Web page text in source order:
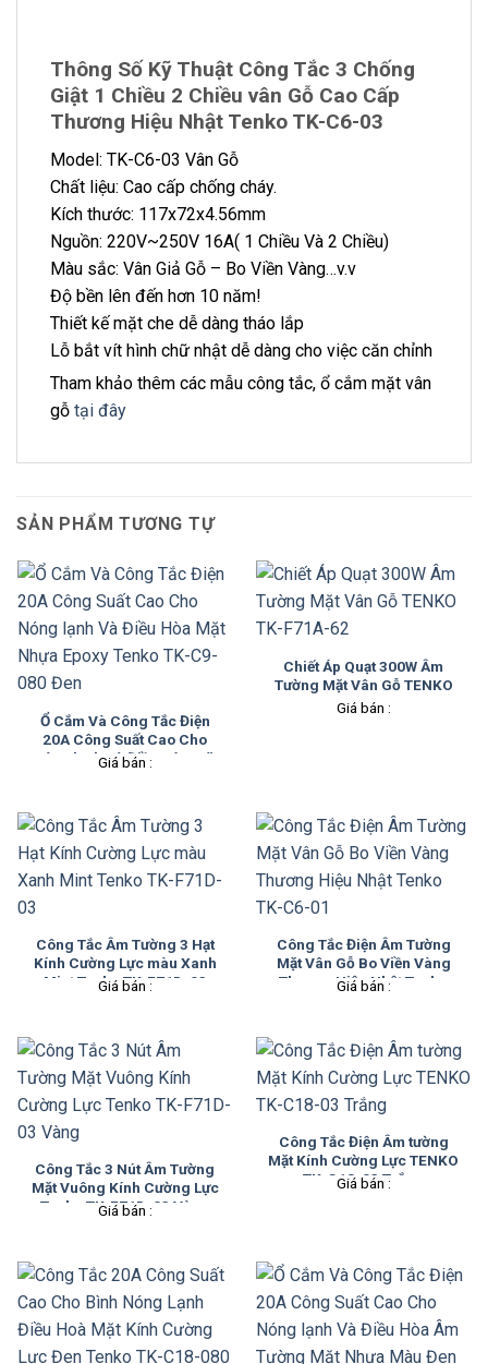
Thông Số Kỹ Thuật Công Tắc 3 Chống
Giật 1 Chiều 2 Chiều vân Gỗ Cao Cấp
Thương Hiệu Nhật Tenko TK-C6-03
Model: TK-C6-03 Vân Gỗ
Chất liệu: Cao cấp chống cháy.
Kích thước: 117x72x4.56mm
Nguồn: 220V~250V 16A( 1 Chiều Và 2 Chiều)
Màu sắc: Vân Giả Gỗ – Bo Viền Vàng…v.v
Độ bền lên đến hơn 10 năm!
Thiết kế mặt che dễ dàng tháo lắp
Lỗ bắt vít hình chữ nhật dễ dàng cho việc căn chỉnh
Tham khảo thêm các mẫu công tắc, ổ cắm mặt vân
gỗ tại đây
SẢN PHẨM TƯƠNG TỰ
Ổ Cắm Và Công Tắc Điện
20A Công Suất Cao Cho
Nóng lạnh Và Điều Hòa Mặt
Giá bán :
Chiết Áp Quạt 300W Âm
Tường Mặt Vân Gỗ TENKO
TK-F71A-62
Giá bán :
Công Tắc Âm Tường 3 Hạt
Kính Cường Lực màu Xanh
Mint Tenko TK-F71D-03
Giá bán :
Công Tắc Điện Âm Tường
Mặt Vân Gỗ Bo Viền Vàng
Thương Hiệu Nhật Tenko
Giá bán :
Công Tắc 3 Nút Âm Tường
Mặt Vuông Kính Cường Lực
Tenko TK-F71D-03 Vàng
Giá bán :
Công Tắc Điện Âm tường
Mặt Kính Cường Lực TENKO
TK-C18-03 Trắng
Giá bán :